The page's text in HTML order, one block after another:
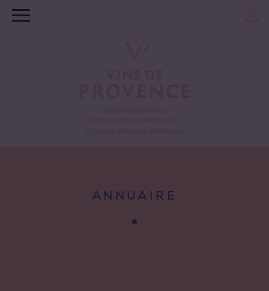
ANNUAIRE